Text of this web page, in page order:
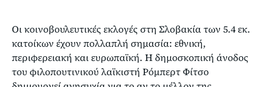
Οι κοινοβουλευτικές εκλογές στη Σλοβακία των 5.4 εκ.
κατοίκων έχουν πολλαπλή σημασία: εθνική,
περιφερειακή και ευρωπαϊκή. H δημοσκοπική άνοδος
του φιλοπουτινικού λαϊκιστή Ρόμπερτ Φίτσο